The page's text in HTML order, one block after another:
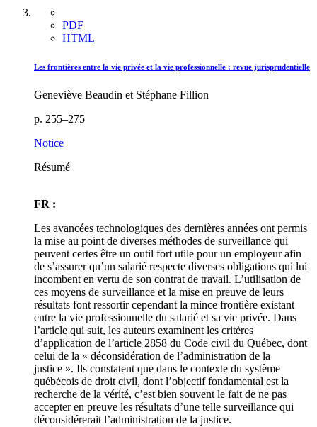
PDF
HTML
Les frontières entre la vie privée et la vie professionnelle : revue jurisprudentielle
Geneviève Beaudin et Stéphane Fillion
p. 255–275
Notice
Résumé
FR :
Les avancées technologiques des dernières années ont permis
la mise au point de diverses méthodes de surveillance qui
peuvent certes être un outil fort utile pour un employeur afin
de s’assurer qu’un salarié respecte diverses obligations qui lui
incombent en vertu de son contrat de travail. L’utilisation de
ces moyens de surveillance et la mise en preuve de leurs
résultats font ressortir cependant la mince frontière existant
entre la vie professionnelle du salarié et sa vie privée. Dans
l’article qui suit, les auteurs examinent les critères
d’application de l’article 2858 du Code civil du Québec, dont
celui de la « déconsidération de l’administration de la
justice ». Ils constatent que dans le contexte du système
québécois de droit civil, dont l’objectif fondamental est la
recherche de la vérité, c’est bien souvent le fait de ne pas
accepter en preuve les résultats d’une telle surveillance qui
déconsidérerait l’administration de la justice.